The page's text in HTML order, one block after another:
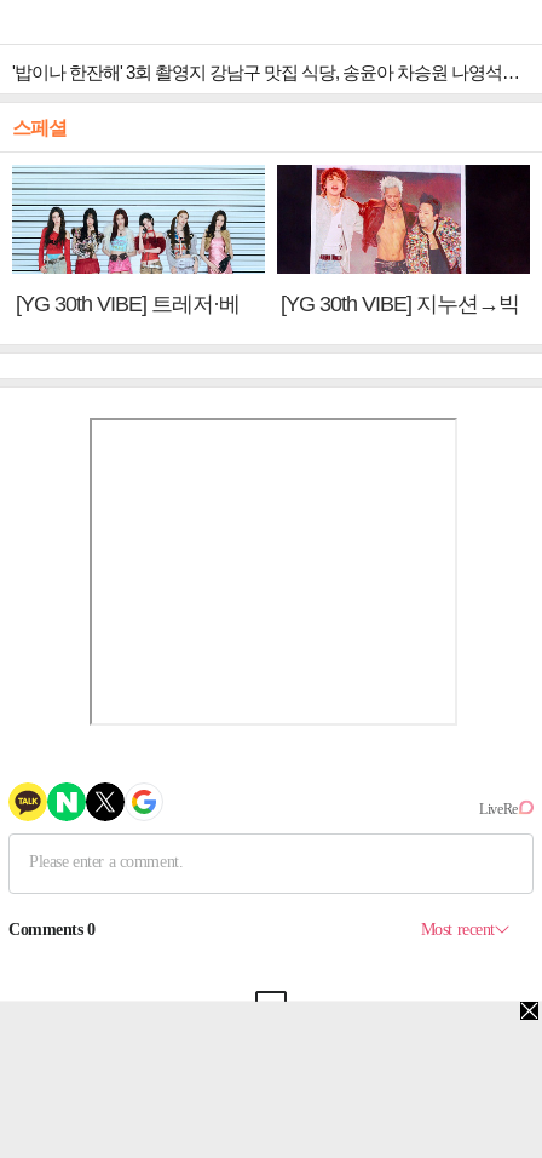
'밥이나 한잔해' 3회 촬영지 강남구 맛집 식당, 송윤아 차승원 나영석PD 집결…정용진 신세계 회장 포착
스페셜
[YG 30th VIBE] 트레저·베
[YG 30th VIBE] 지누션→빅